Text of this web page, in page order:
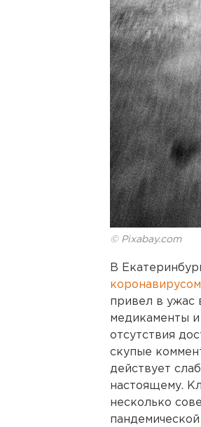
© Pixabay.com
В
коронавирусом
привел в ужас
медикаменты и
отсутствия
скупые
действует
настоящему.
несколько
пандемической